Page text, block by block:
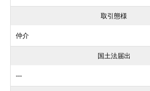
取引態様
仲介
国土法届出
---